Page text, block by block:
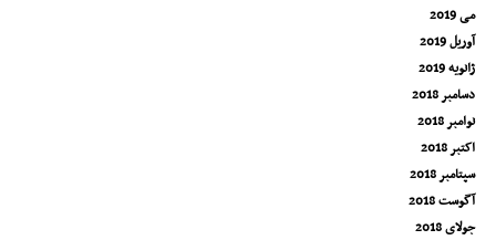
می 2019
آوریل 2019
ژانویه 2019
دسامبر 2018
نوامبر 2018
اکتبر 2018
سپتامبر 2018
آگوست 2018
جولای 2018